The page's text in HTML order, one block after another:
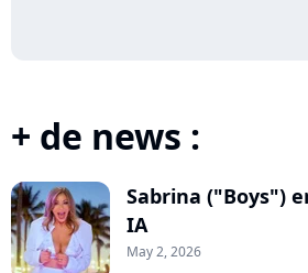
+ de news :
Sabrina ("Boys")
IA
May 2, 2026